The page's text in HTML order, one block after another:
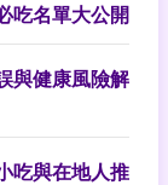
吃名單大公開
與健康風險解
吃與在地人推